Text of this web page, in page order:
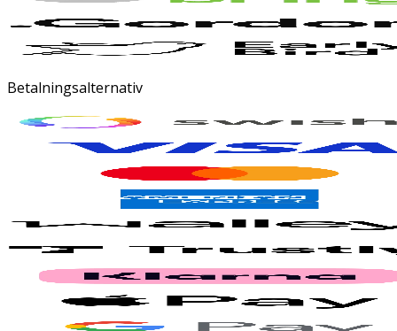
Betalningsalternativ